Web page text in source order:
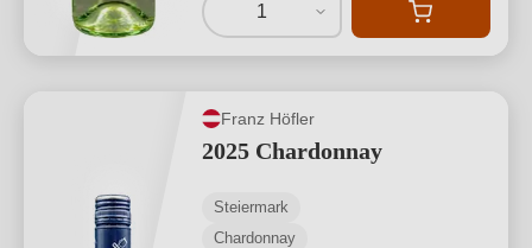
1
Franz Höfler
2025 Chardonnay
Steiermark
Chardonnay